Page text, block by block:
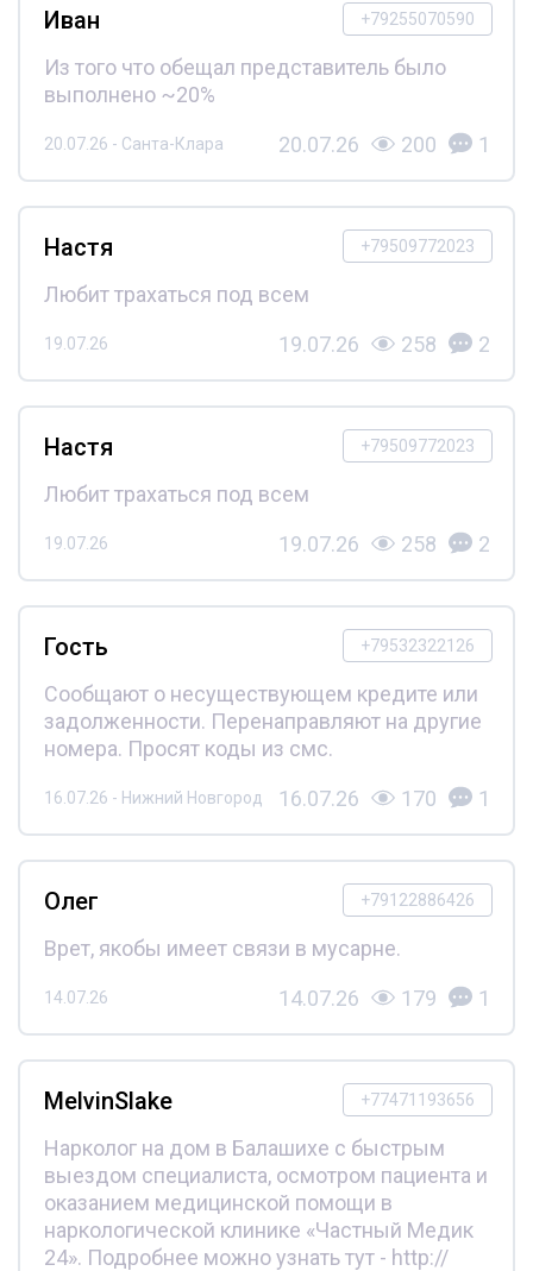
+79255070590
Иван
Из того что обещал представитель было
выполнено ~20%
20.07.26 - Санта-Клара 20.07.26 200 1
+79509772023
Настя
Любит трахаться под всем
19.07.26 19.07.26 258 2
+79509772023
Настя
Любит трахаться под всем
19.07.26 19.07.26 258 2
+79532322126
Гость
Сообщают о несуществующем кредите или
задолженности. Перенаправляют на другие
номера. Просят коды из смс.
16.07.26 - Нижний Новгород 16.07.26 170 1
+79122886426
Олег
Врет, якобы имеет связи в мусарне.
14.07.26 14.07.26 179 1
+77471193656
MelvinSlake
Нарколог на дом в Балашихе с быстрым
выездом специалиста, осмотром пациента и
оказанием медицинской помощи в
наркологической клинике «Частный Медик
24». Подробнее можно узнать тут - http://